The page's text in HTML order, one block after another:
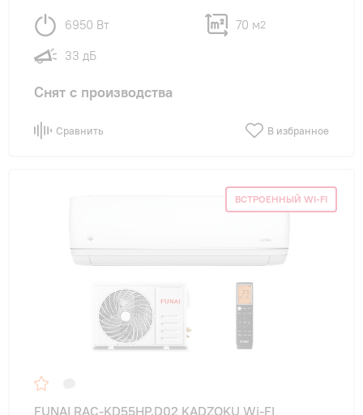
6950 Вт 70 м2
33 дБ
Снят с производства
Сравнить В избранное
ВСТРОЕННЫЙ WI-FI
FUNAI RAC-KD55HP.D02 KADZOKU Wi-FI